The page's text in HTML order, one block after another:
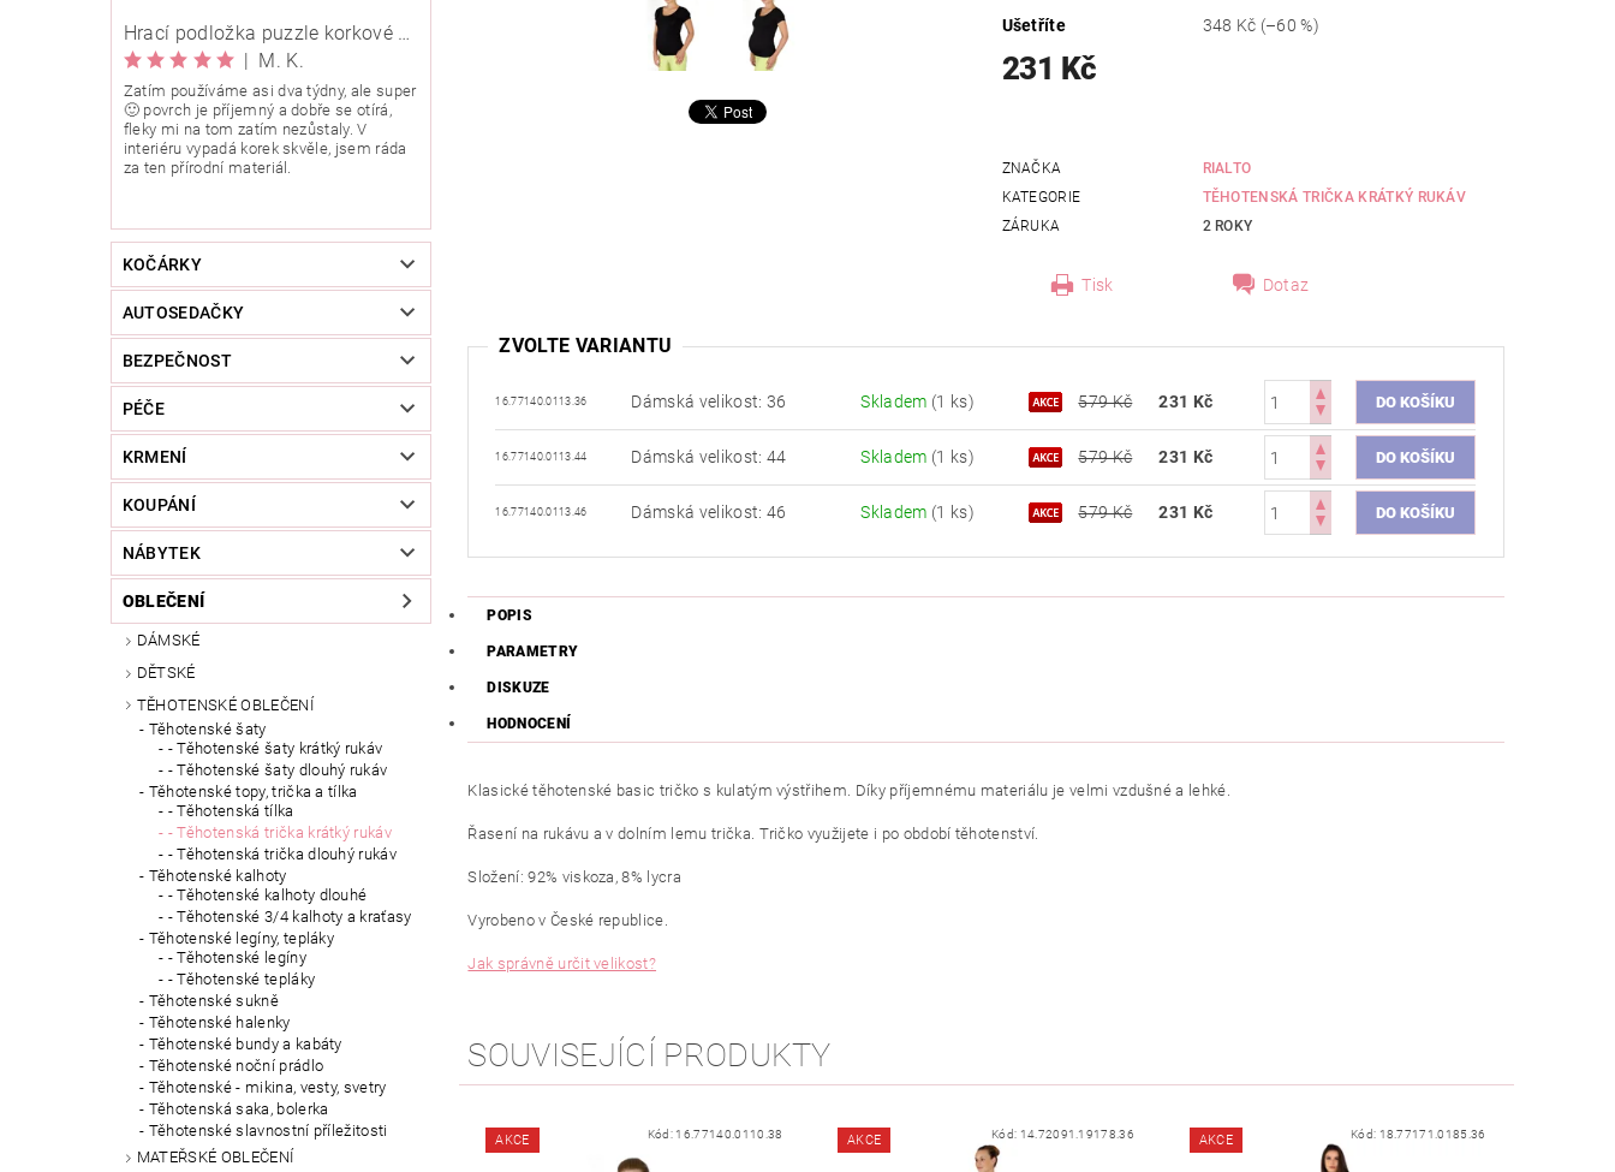
Hrací podložka puzzle korkové 90x90 cm
| M. K.
Zatím používáme asi dva týdny, ale super
🙂 povrch je příjemný a dobře se otírá,
fleky mi na tom zatím nezůstaly. V
interiéru vypadá korek skvěle, jsem ráda
za ten přírodní materiál.
KOČÁRKY
AUTOSEDAČKY
BEZPEČNOST
PÉČE
KRMENÍ
KOUPÁNÍ
NÁBYTEK
OBLEČENÍ
DÁMSKÉ
DĚTSKÉ
TĚHOTENSKÉ OBLEČENÍ
Těhotenské šaty
- Těhotenské šaty krátký rukáv
- Těhotenské šaty dlouhý rukáv
Těhotenské topy, trička a tílka
- Těhotenská tílka
- Těhotenská trička krátký rukáv
- Těhotenská trička dlouhý rukáv
Těhotenské kalhoty
- Těhotenské kalhoty dlouhé
- Těhotenské 3/4 kalhoty a kraťasy
Těhotenské legíny, tepláky
- Těhotenské legíny
- Těhotenské tepláky
Těhotenské sukně
Těhotenské halenky
Těhotenské bundy a kabáty
Těhotenské noční prádlo
Těhotenské - mikina, vesty, svetry
Těhotenská saka, bolerka
Těhotenské slavnostní příležitosti
MATEŘSKÉ OBLEČENÍ
Ušetříte
348 Kč (–60 %)
231 Kč
ZNAČKA
RIALTO
KATEGORIE
TĚHOTENSKÁ TRIČKA KRÁTKÝ RUKÁV
ZÁRUKA
2 ROKY
Tisk Dotaz
ZVOLTE VARIANTU
16.77140.0113.36 Dámská velikost: 36 Skladem (1 ks) 579 Kč 231 Kč
16.77140.0113.44 Dámská velikost: 44 Skladem (1 ks) 579 Kč 231 Kč
16.77140.0113.46 Dámská velikost: 46 Skladem (1 ks) 579 Kč 231 Kč
POPIS
PARAMETRY
DISKUZE
HODNOCENÍ
Klasické těhotenské basic tričko s kulatým výstřihem. Díky příjemnému materiálu je velmi vzdušné a lehké.
Řasení na rukávu a v dolním lemu trička. Tričko využijete i po období těhotenství.
Složení: 92% viskoza, 8% lycra
Vyrobeno v České republice.
Jak správně určit velikost?
SOUVISEJÍCÍ PRODUKTY
AKCE Kód: 16.77140.0110.38 AKCE Kód: 14.72091.19178.36 AKCE Kód: 18.77171.0185.36